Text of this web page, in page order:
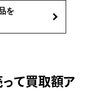
を
て 買取額ア